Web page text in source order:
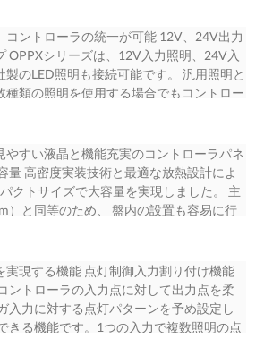
す。 関わるデータも管理できます。 2
より、他社製の照明も接続が可能なLED照
PWM、定電圧、ストロボオーバードライ
応し、 種類の異なる照明を使用する場合
一でき、省配線・省スペース化を実現しま
出力電圧 照明出力 イーサネット ［V］
OPPX-6012E2 2 ch合計 最大60W ○ 69,000
1chあたり 最大30W ー 89,000円 OPPX-
120W ○ 99,000円 ○ OPPX-10024P2 1chあ
円 OPPX-10024E2 2 ch合計 最大100W ○
1chあたり 最大50W ー 99,000円
計 最大200W ○ 109,000円 3
コントローラの統一が可能 12V、24V出力
OPPXシリーズは、12V入力照明、24V入
製のLED照明も接続可能です。 汎用照明と
種類の照明を使用する場合でもコントロー
シリーズの場合 PLC ハブ PLC ハブ
明 ライン照明（24V） 12V照明 24V照明
機種で3つの調光方式に対応 OPPXシリー
汎用照明で利用されるPWM調光とライン
に対応。 さらに高輝度発光が可能なスト
18V 12V 電 12V 圧 Duty比 可 変 10％
圧調光 ストロボオーバードライブ ライン
に ライン照明に使用される電圧調光電源
ズの場合 調光1chの製品が主流です。複数
値や点灯タイミングを個別 に制御できま
リーズなら、照明ごとに調光値・ 点灯タイ
やすい液晶と機能充実のコントローラパネ
量 高密度実装技術と最適な放熱設計によ
クトサイズで大容量を実現しました。 主
）と同等のため、 盤内の設置も容易に行
ィスプレイを採用 赤外線通信 視認性に優
応。 ユニット間はコネクタレスで、赤外
可能です。 で通信を行います。 4台まで
で 利用可能です。設定値コピー機能に イ
より、全chに一括コピーが行えます。
実現する機能 点灯制御入力割り付け機能
ントローラの入力点に対して出力点を柔
入力に対する点灯パターンを予め設定し
きる機能です。1つの入力で複数照明の点